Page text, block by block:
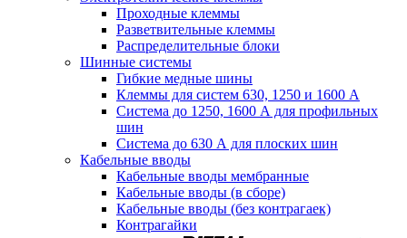
Проходные клеммы
Разветвительные клеммы
Распределительные блоки
Шинные системы
Гибкие медные шины
Клеммы для систем 630, 1250 и 1600 А
Система до 1250, 1600 А для профильных
шин
Система до 630 А для плоских шин
Кабельные вводы
Кабельные вводы мембранные
Кабельные вводы (в сборе)
Кабельные вводы (без контрагаек)
Контрагайки